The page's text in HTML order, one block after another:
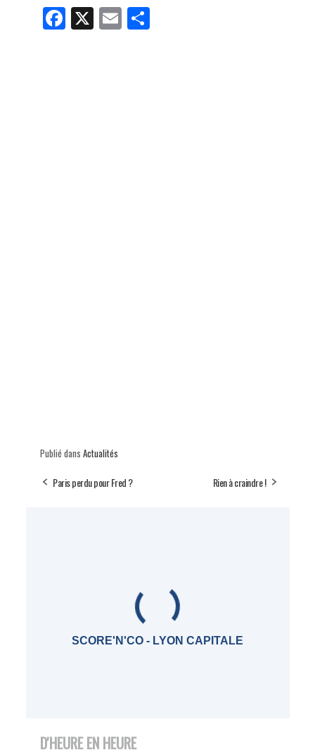
Fa
ce
X E
m
Pa
rt
Publié dans Actualités
Paris perdu pour Fred ? Rien à craindre !
SCORE'N'CO - LYON CAPITALE
D'HEURE EN HEURE